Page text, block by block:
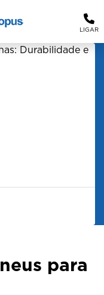
LIGAR
para